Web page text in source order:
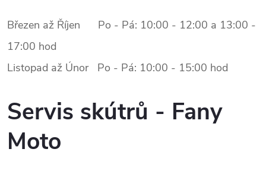
Březen až Říjen Po - Pá: 10:00 - 12:00 a 13:00 -
17:00 hod
Listopad až Únor Po - Pá: 10:00 - 15:00 hod
Servis skútrů - Fany
Moto